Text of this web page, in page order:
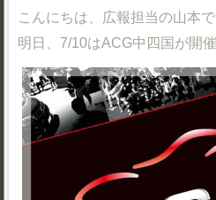
こんにちは、広報担当の山本で
明日、7/10はACG中四国が開催